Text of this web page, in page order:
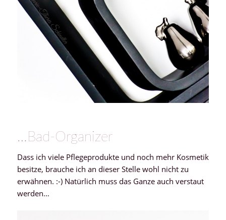
…Bad-Organizer
Dass ich viele Pflegeprodukte und noch mehr Kosmetik
besitze, brauche ich an dieser Stelle wohl nicht zu
erwähnen. :-) Natürlich muss das Ganze auch verstaut
werden…